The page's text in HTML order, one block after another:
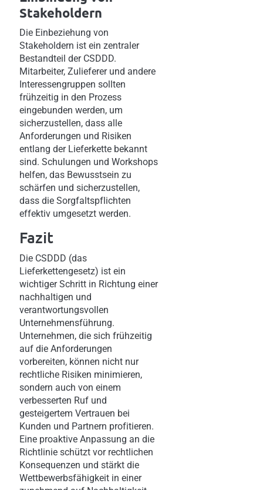
Stakeholdern
Die Einbeziehung von
Stakeholdern ist ein zentraler
Bestandteil der CSDDD.
Mitarbeiter, Zulieferer und andere
Interessengruppen sollten
frühzeitig in den Prozess
eingebunden werden, um
sicherzustellen, dass alle
Anforderungen und Risiken
entlang der Lieferkette bekannt
sind. Schulungen und Workshops
helfen, das Bewusstsein zu
schärfen und sicherzustellen,
dass die Sorgfaltspflichten
effektiv umgesetzt werden.
Fazit
Die CSDDD (das
Lieferkettengesetz) ist ein
wichtiger Schritt in Richtung einer
nachhaltigen und
verantwortungsvollen
Unternehmensführung.
Unternehmen, die sich frühzeitig
auf die Anforderungen
vorbereiten, können nicht nur
rechtliche Risiken minimieren,
sondern auch von einem
verbesserten Ruf und
gesteigertem Vertrauen bei
Kunden und Partnern profitieren.
Eine proaktive Anpassung an die
Richtlinie schützt vor rechtlichen
Konsequenzen und stärkt die
Wettbewerbsfähigkeit in einer